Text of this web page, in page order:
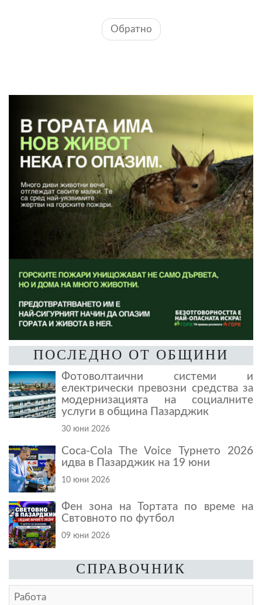
Обратно
ПОСЛЕДНО ОТ ОБЩИНИ
Фотоволтаични системи и
електрически превозни средства за
модернизацията на социалните
услуги в община Пазарджик
30 юни 2026
Coca-Cola The Voice Турнето 2026
идва в Пазарджик на 19 юни
10 юни 2026
Фен зона на Тортата по време на
Свтовното по футбол
09 юни 2026
СПРАВОЧНИК
Работа